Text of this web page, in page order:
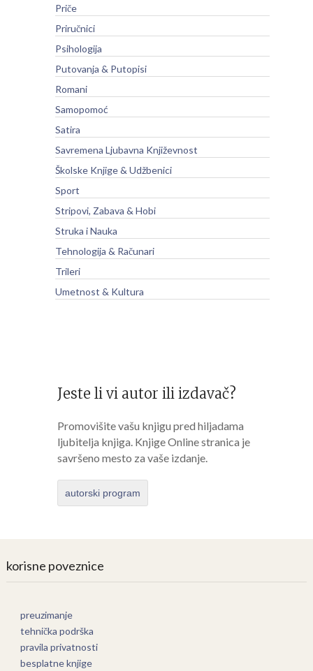
Priče
Priručnici
Psihologija
Putovanja & Putopisi
Romani
Samopomoć
Satira
Savremena Ljubavna Književnost
Školske Knjige & Udžbenici
Sport
Stripovi, Zabava & Hobi
Struka i Nauka
Tehnologija & Računari
Trileri
Umetnost & Kultura
Jeste li vi autor ili izdavač?
Promovišite vašu knjigu pred hiljadama
ljubitelja knjiga. Knjige Online stranica je
savršeno mesto za vaše izdanje.
autorski program
korisne poveznice
preuzimanje
tehnička podrška
pravila privatnosti
besplatne knjige